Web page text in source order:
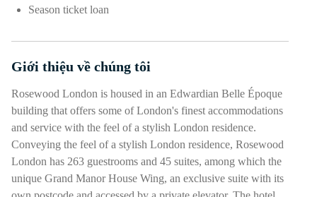
Season ticket loan
Giới thiệu về chúng tôi
Nhấn phím cách hoặc enter để bật/tắt chế độ hiển thị của phần
Rosewood London is housed in an Edwardian Belle Époque
building that offers some of London's finest accommodations
and service with the feel of a stylish London residence.
Conveying the feel of a stylish London residence, Rosewood
London has 263 guestrooms and 45 suites, among which the
unique Grand Manor House Wing, an exclusive suite with its